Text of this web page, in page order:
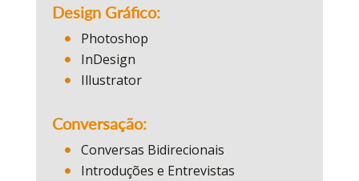
Design Gráfico:
Photoshop
InDesign
Illustrator
Conversação:
Conversas Bidirecionais
Introduções e Entrevistas